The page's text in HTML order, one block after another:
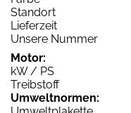
Standort
Lieferzeit
Unsere Nummer
Motor:
kW / PS
Treibstoff
Umweltnormen: